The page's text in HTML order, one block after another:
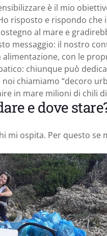
è il mio
risposto e rispondo che
al mare e
messaggio: il nostro
con le
chiunque può
chiamiamo “decoro
in mare milioni di chili
e dove
mi ospita. Per questo se